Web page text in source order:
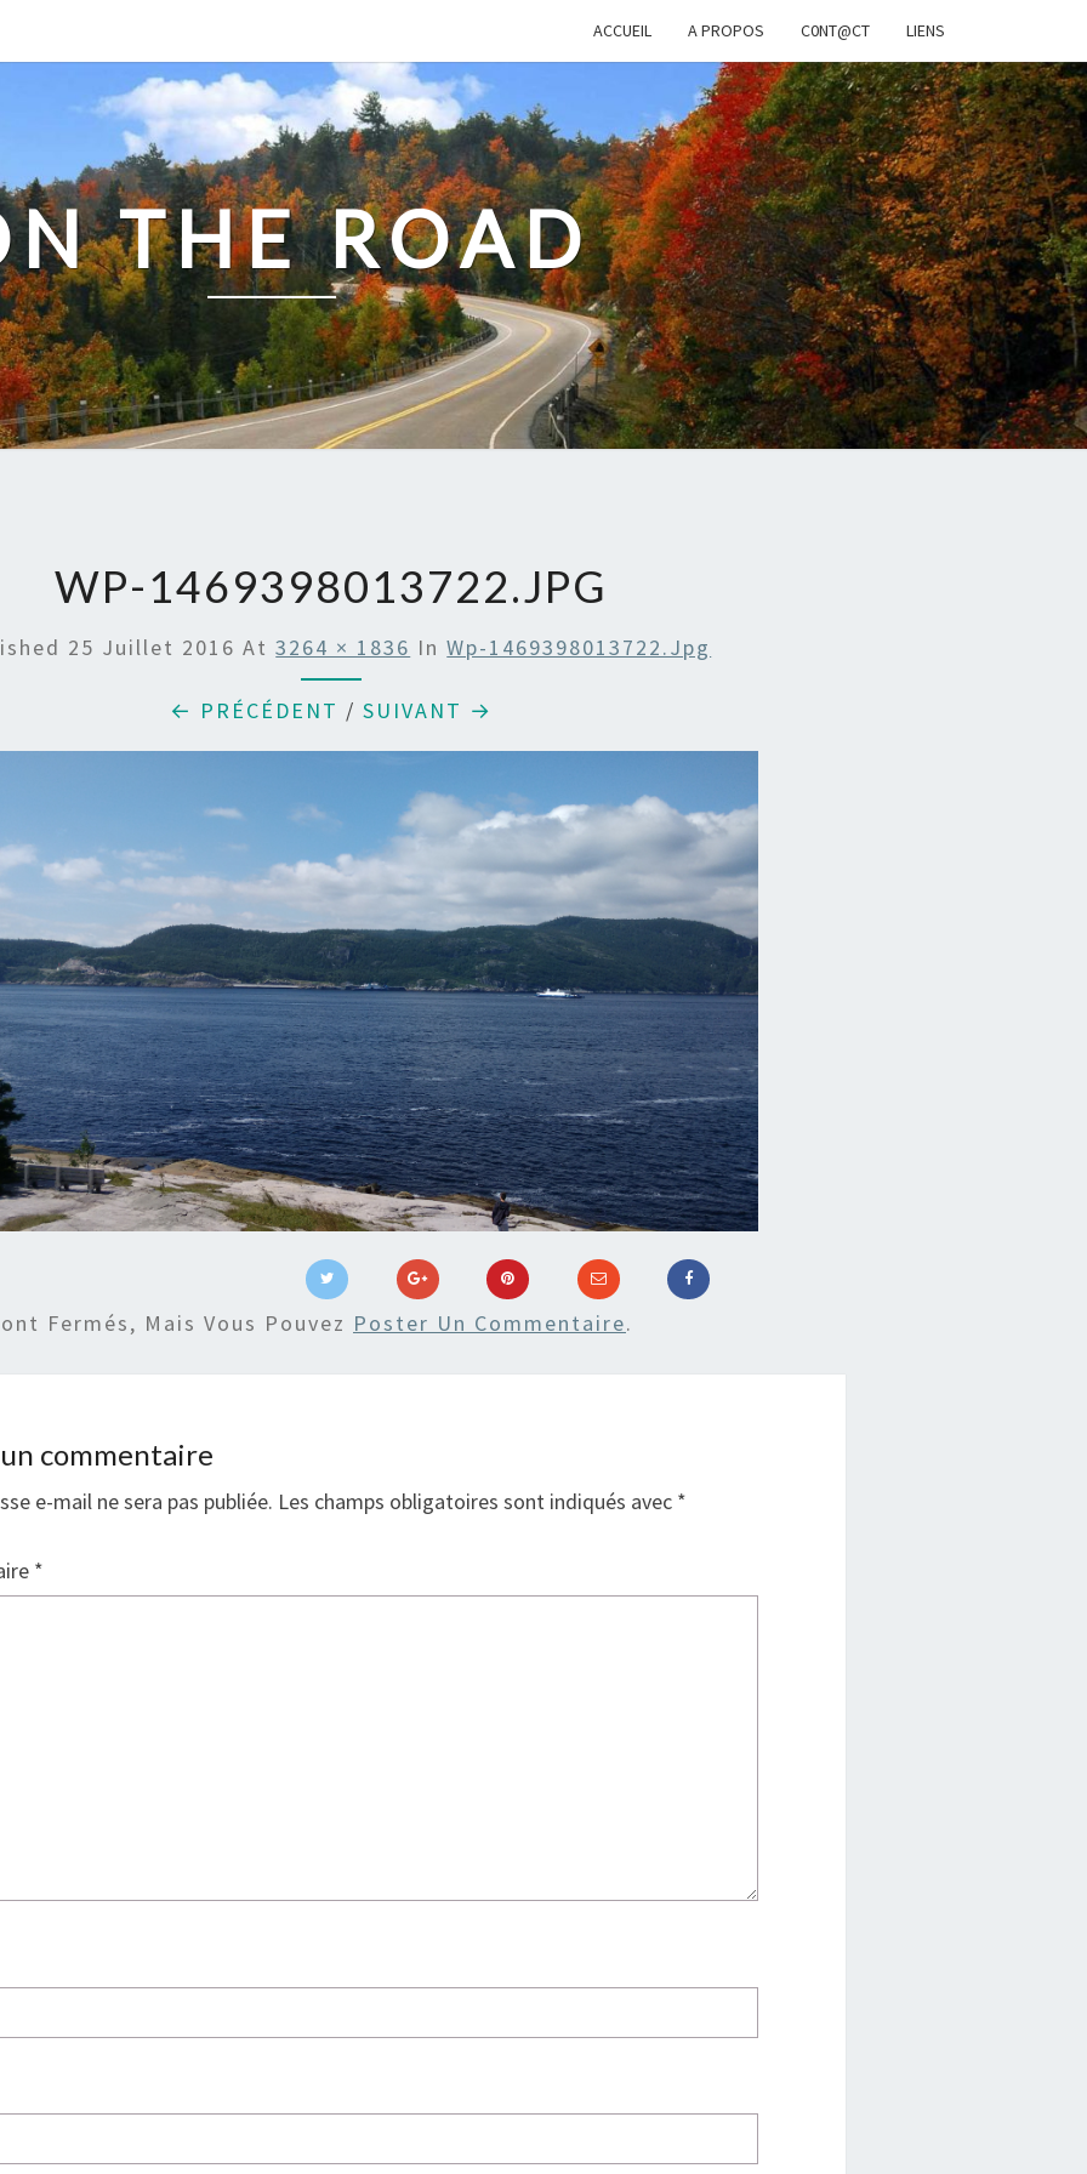
ACCUEIL A PROPOS C0NT@CT LIENS
THE ROAD
WP-1469398013722.JPG
25 Juillet 2016 At3264 × 1836 InWp-1469398013722.jpg
← PRÉCÉDENT / SUIVANT →
Fermés, Mais Vous Pouvez Poster Un Commentaire.
commentaire
e-mail ne sera pas publiée. Les champs obligatoires sont indiqués avec *
*